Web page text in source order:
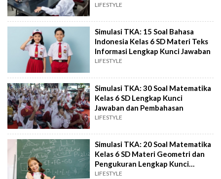
LIFESTYLE
Simulasi TKA: 15 Soal Bahasa
Indonesia Kelas 6 SD Materi Teks
Informasi Lengkap Kunci Jawaban
LIFESTYLE
Simulasi TKA: 30 Soal Matematika
Kelas 6 SD Lengkap Kunci
Jawaban dan Pembahasan
LIFESTYLE
Simulasi TKA: 20 Soal Matematika
Kelas 6 SD Materi Geometri dan
Pengukuran Lengkap Kunci
Jawaban
LIFESTYLE